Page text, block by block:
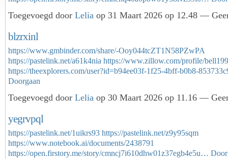
Toegevoegd door Lelia op 31 Maart 2026 op 12.48 —
blzrxinl
https://www.gmbinder.com/share/-Ooy044tcZT1N58PZwPA
https://pastelink.net/a61k4nia https://www.zillow.com/profile/
https://theexplorers.com/user?id=b94ee03f-1f25-4bff-b0b8-
Doorgaan
Toegevoegd door Lelia op 30 Maart 2026 op 11.16 —
yegrvpql
https://pastelink.net/1uikrs93 https://pastelink.net/z9y95sqm
https://www.notebook.ai/documents/2438791
https://open.firstory.me/story/cmncj7i610dhw01z37egb4e5u…